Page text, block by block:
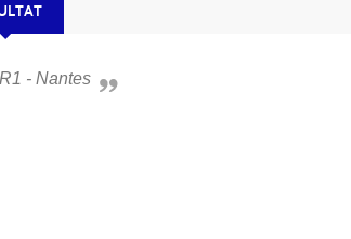
- Nantes